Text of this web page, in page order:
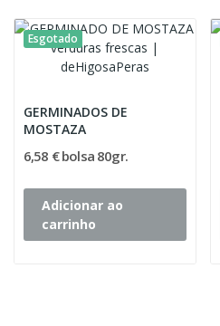
Esgotado
GERMINADOS DE
MOSTAZA
6,58 € bolsa 80gr.
Adicionar ao
carrinho